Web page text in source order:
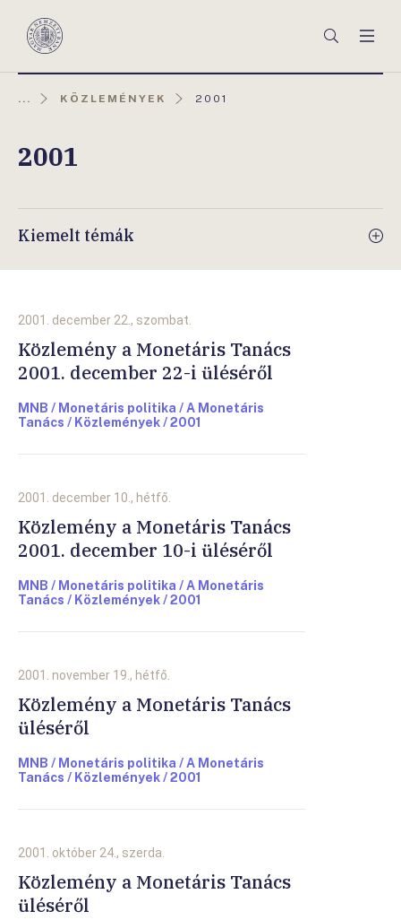
Magyar
Keresés
... KÖZLEMÉNYEK
AKTUÁLIS
2001
2001
Kiemelt témák
2001. december 22., szombat.
Közlemény a Monetáris Tanács
2001. december 22-i üléséről
MNB / Monetáris politika / A Monetáris
Tanács / Közlemények / 2001
2001. december 10., hétfő.
Közlemény a Monetáris Tanács
2001. december 10-i üléséről
MNB / Monetáris politika / A Monetáris
Tanács / Közlemények / 2001
2001. november 19., hétfő.
Közlemény a Monetáris Tanács
üléséről
MNB / Monetáris politika / A Monetáris
Tanács / Közlemények / 2001
2001. október 24., szerda.
Közlemény a Monetáris Tanács
üléséről